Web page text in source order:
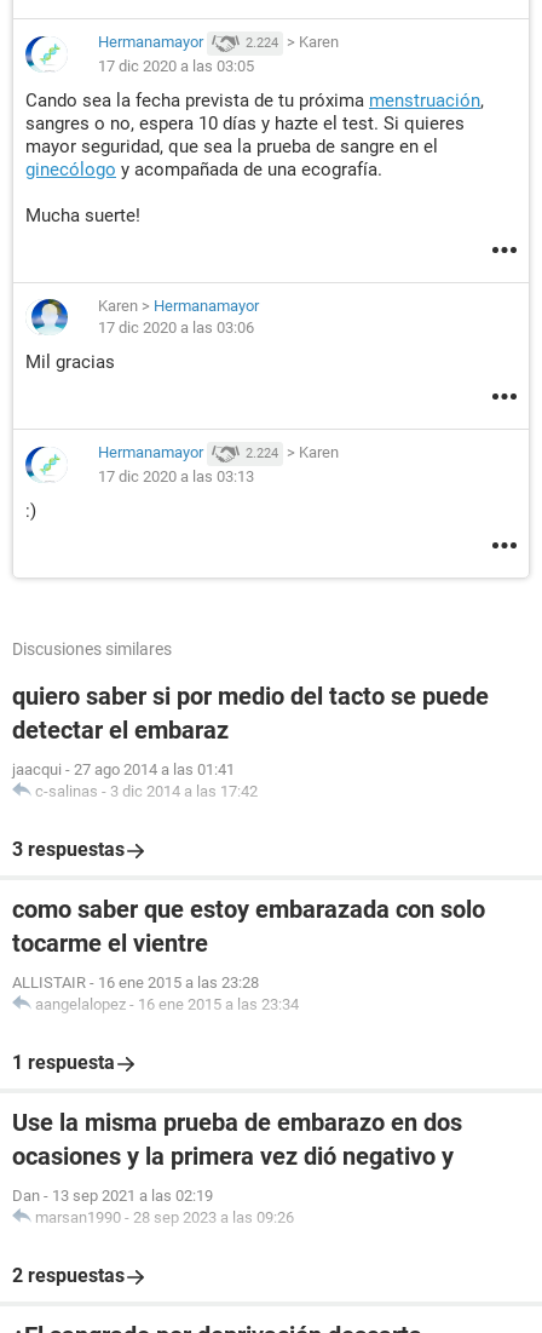
Hermanamayor 2.224 > Karen
17 dic 2020 a las 03:05
Cando sea la fecha prevista de tu próxima menstruación,
sangres o no, espera 10 días y hazte el test. Si quieres
mayor seguridad, que sea la prueba de sangre en el
ginecólogo y acompañada de una ecografía.
Mucha suerte!
Karen > Hermanamayor
17 dic 2020 a las 03:06
Mil gracias
Hermanamayor 2.224 > Karen
17 dic 2020 a las 03:13
:)
Discusiones similares
quiero saber si por medio del tacto se puede
detectar el embaraz
jaacqui - 27 ago 2014 a las 01:41
c-salinas - 3 dic 2014 a las 17:42
3 respuestas
como saber que estoy embarazada con solo
tocarme el vientre
ALLISTAIR - 16 ene 2015 a las 23:28
aangelalopez - 16 ene 2015 a las 23:34
1 respuesta
Use la misma prueba de embarazo en dos
ocasiones y la primera vez dió negativo y
Dan - 13 sep 2021 a las 02:19
marsan1990 - 28 sep 2023 a las 09:26
2 respuestas